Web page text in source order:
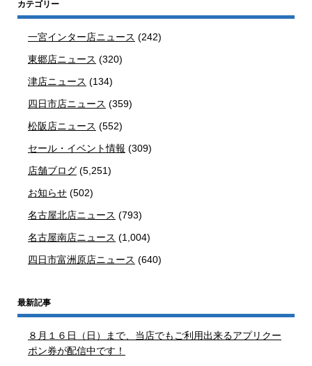
カテゴリー
一宮インター店ニュース (242)
東郷店ニュース (320)
津店ニュース (134)
四日市店ニュース (359)
松阪店ニュース (552)
セール・イベント情報 (309)
店舗ブログ (5,251)
お知らせ (502)
名古屋北店ニュース (793)
名古屋南店ニュース (1,004)
四日市富洲原店ニュース (640)
最新記事
８月１６日（日）まで、当店でもご利用出来るアプリクー
ポン券が配信中です！